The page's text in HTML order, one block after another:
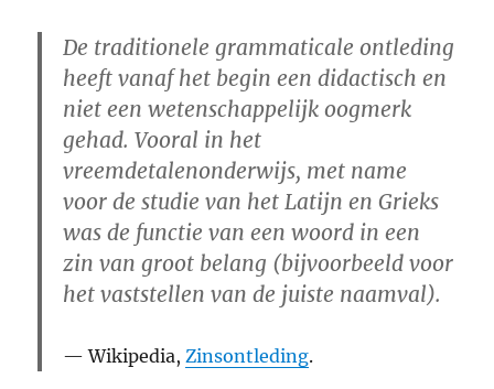
De traditionele grammaticale ontleding
heeft vanaf het begin een didactisch en
niet een wetenschappelijk oogmerk
gehad. Vooral in het
vreemdetalenonderwijs, met name
voor de studie van het Latijn en Grieks
was de functie van een woord in een
zin van groot belang (bijvoorbeeld voor
het vaststellen van de juiste naamval).
Wikipedia,Zinsontleding.